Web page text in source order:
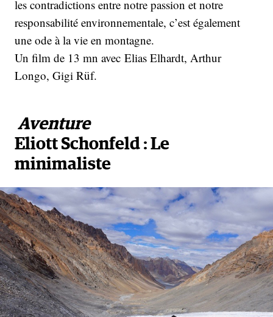
les contradictions entre notre passion et notre
responsabilité environnementale, c’est également
une ode à la vie en montagne.
Un film de 13 mn avec Elias Elhardt, Arthur
Longo, Gigi Rüf.
Aventure
Eliott Schonfeld : Le
minimaliste